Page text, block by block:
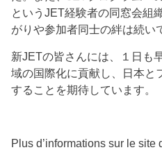
というJET経験者の同窓会組
がりや参加者同士の絆は続い
新JETの皆さんには、１日も
域の国際化に貢献し、日本と
することを期待しています。
Plus d’informations sur le site